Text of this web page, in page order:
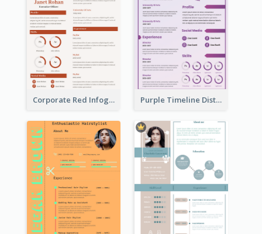
Corporate Red Infographic Resume Purple Timeline Distinguished Resume